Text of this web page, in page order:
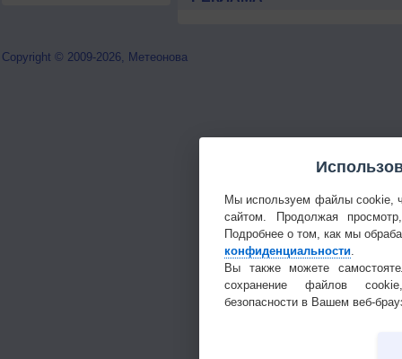
Copyright © 2009-2026, Метеонова
Мы используем файлы cookie,
сайтом. Продолжая
Подробнее о том, как мы
конфиденциальности.
Вы также можете
сохранение файлов
безопасности в Вашем веб-